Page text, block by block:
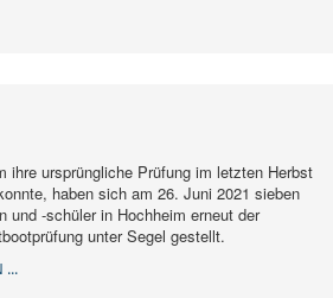
ihre ursprüngliche Prüfung im letzten Herbst
haben sich am 26. Juni 2021 sieben
und -schüler in Hochheim erneut der
unter Segel gestellt.
...